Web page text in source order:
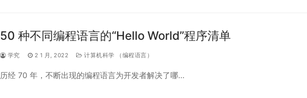
50 种不同编程语言的“Hello World”程序清单
学究 2 1 月, 2022 计算机科学 （编程语言）
历经 70 年，不断出现的编程语言为开发者解决了哪…